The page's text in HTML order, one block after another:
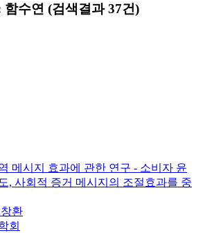
함수연 (검색결과 37건)
메시지 효과에 관한 연구 - 소비자 윤
, 사회적 증거 메시지의 조절효과를 중
환
회